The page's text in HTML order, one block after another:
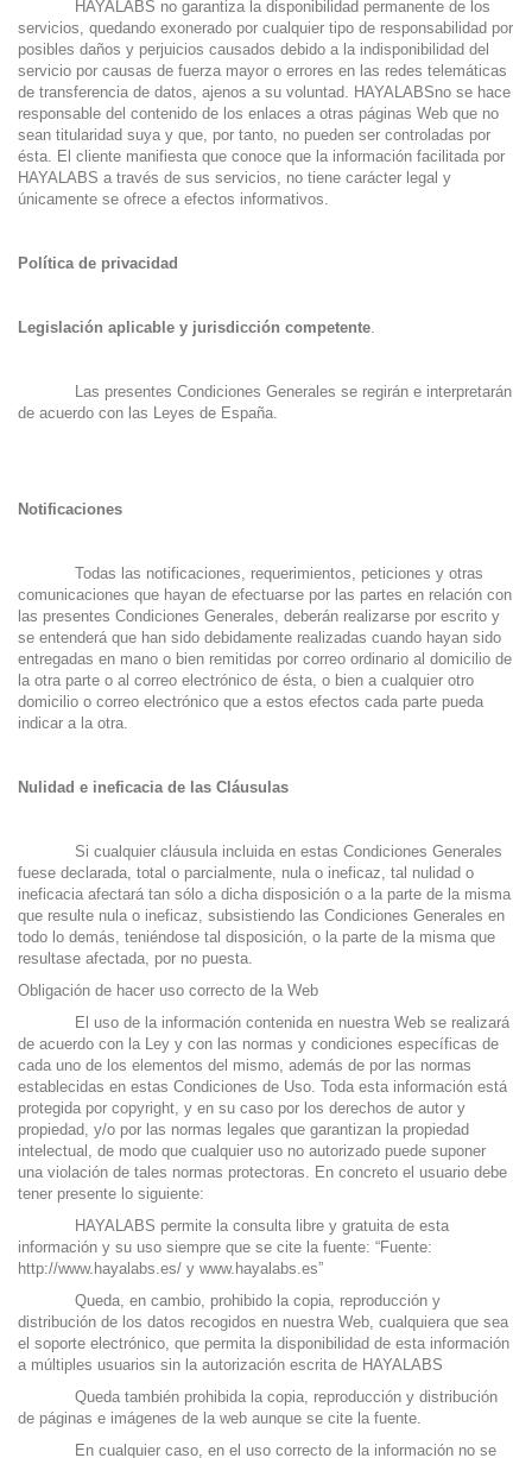
HAYALABS no garantiza la disponibilidad permanente de los
servicios, quedando exonerado por cualquier tipo de responsabilidad por
posibles daños y perjuicios causados debido a la indisponibilidad del
servicio por causas de fuerza mayor o errores en las redes telemáticas
de transferencia de datos, ajenos a su voluntad. HAYALABSno se hace
responsable del contenido de los enlaces a otras páginas Web que no
sean titularidad suya y que, por tanto, no pueden ser controladas por
ésta. El cliente manifiesta que conoce que la información facilitada por
HAYALABS a través de sus servicios, no tiene carácter legal y
únicamente se ofrece a efectos informativos.
Política de privacidad
Legislación aplicable y jurisdicción competente.
Las presentes Condiciones Generales se regirán e interpretarán
de acuerdo con las Leyes de España.
Notificaciones
Todas las notificaciones, requerimientos, peticiones y otras
comunicaciones que hayan de efectuarse por las partes en relación con
las presentes Condiciones Generales, deberán realizarse por escrito y
se entenderá que han sido debidamente realizadas cuando hayan sido
entregadas en mano o bien remitidas por correo ordinario al domicilio de
la otra parte o al correo electrónico de ésta, o bien a cualquier otro
domicilio o correo electrónico que a estos efectos cada parte pueda
indicar a la otra.
Nulidad e ineficacia de las Cláusulas
Si cualquier cláusula incluida en estas Condiciones Generales
fuese declarada, total o parcialmente, nula o ineficaz, tal nulidad o
ineficacia afectará tan sólo a dicha disposición o a la parte de la misma
que resulte nula o ineficaz, subsistiendo las Condiciones Generales en
todo lo demás, teniéndose tal disposición, o la parte de la misma que
resultase afectada, por no puesta.
Obligación de hacer uso correcto de la Web
El uso de la información contenida en nuestra Web se realizará
de acuerdo con la Ley y con las normas y condiciones específicas de
cada uno de los elementos del mismo, además de por las normas
establecidas en estas Condiciones de Uso. Toda esta información está
protegida por copyright, y en su caso por los derechos de autor y
propiedad, y/o por las normas legales que garantizan la propiedad
intelectual, de modo que cualquier uso no autorizado puede suponer
una violación de tales normas protectoras. En concreto el usuario debe
tener presente lo siguiente:
HAYALABS permite la consulta libre y gratuita de esta
información y su uso siempre que se cite la fuente: “Fuente:
http://www.hayalabs.es/ y www.hayalabs.es”
Queda, en cambio, prohibido la copia, reproducción y
distribución de los datos recogidos en nuestra Web, cualquiera que sea
el soporte electrónico, que permita la disponibilidad de esta información
a múltiples usuarios sin la autorización escrita de HAYALABS
Queda también prohibida la copia, reproducción y distribución
de páginas e imágenes de la web aunque se cite la fuente.
En cualquier caso, en el uso correcto de la información no se